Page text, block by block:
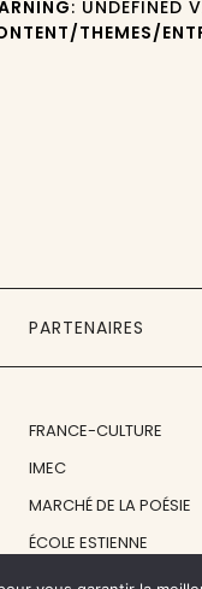
: UNDEFINED
THEMES/
PARTENAIRES
FRANCE-CULTURE
IMEC
MARCHÉ DE LA POÉSIE
ÉCOLE ESTIENNE